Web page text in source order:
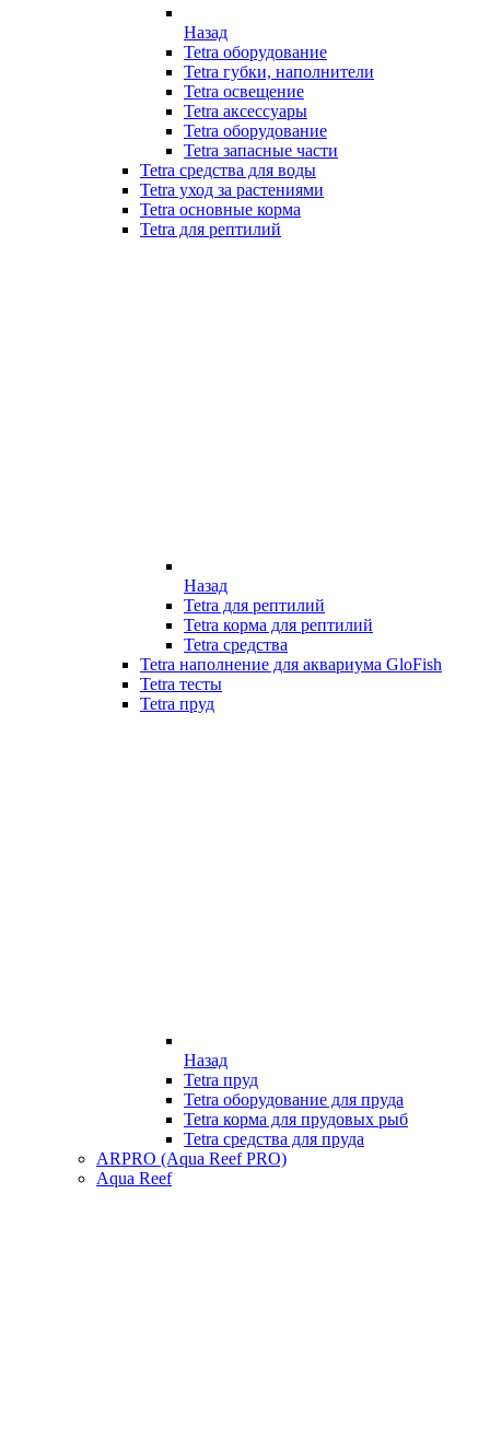
Назад
Tetra оборудование
Tetra губки, наполнители
Tetra освещение
Tetra аксессуары
Tetra оборудование
Tetra запасные части
Tetra средства для воды
Tetra уход за растениями
Tetra основные корма
Tetra для рептилий
Назад
Tetra для рептилий
Tetra корма для рептилий
Tetra средства
Tetra наполнение для аквариума GloFish
Tetra тесты
Tetra пруд
Назад
Tetra пруд
Tetra оборудование для пруда
Tetra корма для прудовых рыб
Tetra средства для пруда
ARPRO (Aqua Reef PRO)
Aqua Reef